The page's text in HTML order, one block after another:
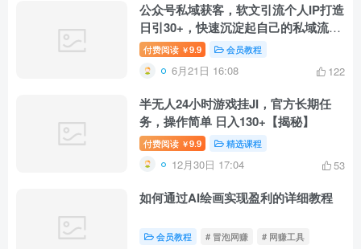
公众号私域获客，软文引流个人IP打造
日引30+，快速沉淀起自己的私域流量
池
付费阅读 ￥9.9 会员教程
6月21日 16:08 122
半无人24小时游戏挂JI，官方长期任
务，操作简单 日入130+【揭秘】
付费阅读 ￥9.9 精选课程
12月30日 17:04 53
如何通过AI绘画实现盈利的详细教程
会员教程 # 冒泡网赚 # 网赚工具